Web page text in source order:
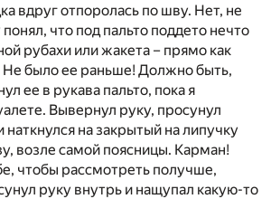
вдруг отпоролась по шву. Нет, не
что под пальто поддето нечто
рубахи или жакета – прямо как
Не было ее раньше! Должно быть,
ее в рукава пальто, пока я
Вывернул руку, просунул
наткнулся на закрытый на липучку
возле самой поясницы. Карман!
чтобы рассмотреть получше,
руку внутрь и нащупал какую-то